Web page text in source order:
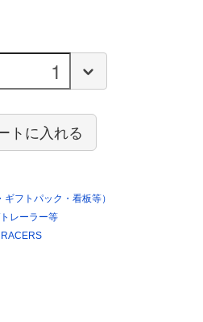
トに入れる
フトパック・看板等）
レーラー等